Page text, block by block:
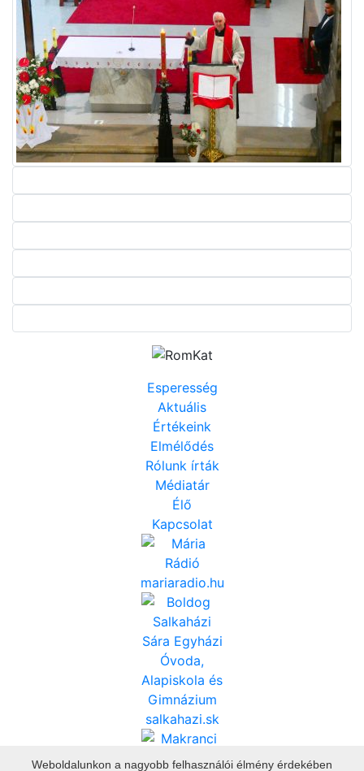
Esperesség
Aktuális
Értékeink
Elmélődés
Rólunk írták
Médiatár
Élő
Kapcsolat
mariaradio.hu
salkahazi.sk
Weboldalunkon a nagyobb felhasználói élmény érdekében